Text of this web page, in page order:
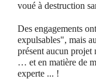
voué à destruction
Des engagements
expulsables", mais
présent aucun
… et en matière de
experte ... !